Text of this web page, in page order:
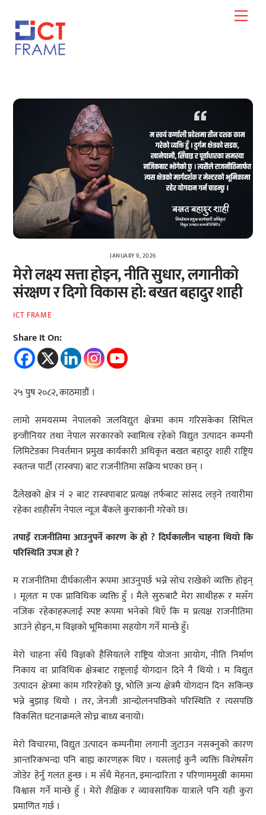
content
JANUARY 9, 2026
मेरो लक्ष्य सत्ता होइन, नीति सुधार, लगानीको
संरक्षण र दिगो विकास हो: बखत बहादुर शाही
ICT FRAME
Share It On:
२५ पुष २०८२, काठमाडौं ।
लामो समयसम्म नेपालको जलविद्युत क्षेत्रमा काम गरिसकेका सिभिल
इन्जीनियर तथा नेपाल सरकारको स्वामित्व रहेको विद्युत उत्पादन कम्पनी
लिमिटेडका निवर्तमान प्रमुख कार्यकारी अधिकृत बखत बहादुर शाही राष्ट्रिय
स्वतन्त्र पार्टी (रास्वपा) बाट राजनीतिमा सक्रिय भएका छन् ।
दैलेखको क्षेत्र नं २ बाट रास्वपाबाट प्रत्यक्ष तर्फबाट सांसद लड्ने तयारीमा
रहेका शाहीसँग नेपाल न्यूज बैंकले कुराकानी गरेको छ।
तपाइँ राजनीतिमा आउनुपर्ने कारण के हो ? दिर्घकालीन चाहना थियो कि
परिस्थिति उपज हो ?
म राजनीतिमा दीर्घकालीन रूपमा आउनुपर्छ भन्ने सोच राखेको व्यक्ति होइन्
। मूलतः म एक प्राविधिक व्यक्ति हुँ । मैले सुरुबाटै मेरा साथीहरू र मसँग
नजिक रहेकाहरूलाई स्पष्ट रूपमा भनेको थिएँ कि म प्रत्यक्ष राजनीतिमा
आउने होइन, म विज्ञको भूमिकामा सहयोग गर्ने मान्छे हुँ।
मेरो चाहना सँधै विज्ञको हैसियतले राष्ट्रिय योजना आयोग, नीति निर्माण
निकाय वा प्राविधिक क्षेत्रबाट राष्ट्रलाई योगदान दिने नै थियो । म विद्युत
उत्पादन क्षेत्रमा काम गरिरहेको छु, भोलि अन्य क्षेत्रमै योगदान दिन सकिन्छ
भन्ने बुझाइ थियो । तर, जेनजी आन्दोलनपछिको परिस्थिति र त्यसपछि
विकसित घटनाक्रमले सोच्न बाध्य बनायो।
मेरो विचारमा, विद्युत उत्पादन कम्पनीमा लगानी जुटाउन नसक्नुको कारण
आन्तरिकभन्दा पनि बाह्य कारणहरू थिए । यसलाई कुनै व्यक्ति विशेषसँग
जोडेर हेर्नु गलत हुन्छ । म सँधै मेहनत, इमान्दारिता र परिणाममुखी काममा
विश्वास गर्ने मान्छे हुँ । मेरो शैक्षिक र व्यावसायिक यात्राले पनि यही कुरा
प्रमाणित गर्छ ।